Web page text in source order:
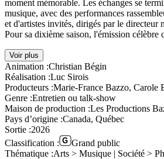
moment mémorable. Les échanges se
musique, avec des performances
et d'artistes invités, dirigés par le
Pour sa dixième saison, l'émission
Voir plus
Animation :Christian Bégin
Réalisation :Luc Sirois
Producteurs :Marie-France Bazzo, Carole
Genre :Entretien ou talk-show
Maison de production :Les Productions
Pays d’origine :Canada, Québec
Sortie :2026
Classification :
Grand public
Thématique :Arts > Musique | Société >